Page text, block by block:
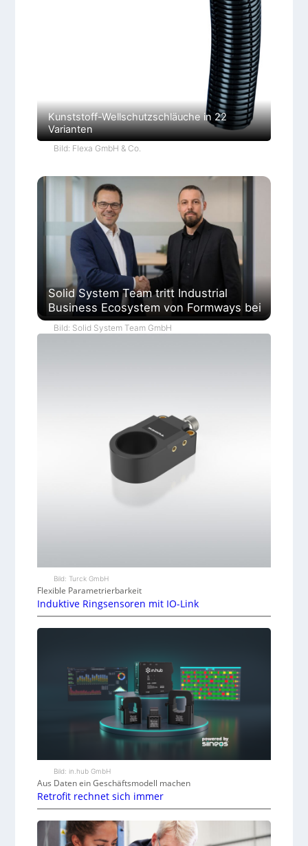
Kunststoff-Wellschutzschläuche in 22
Varianten
Bild: Flexa GmbH & Co.
Solid System Team tritt Industrial
Business Ecosystem von Formways bei
Bild: Solid System Team GmbH
Bild: Turck GmbH
Flexible Parametrierbarkeit
Induktive Ringsensoren mit IO-Link
Bild: in.hub GmbH
Aus Daten ein Geschäftsmodell machen
Retrofit rechnet sich immer